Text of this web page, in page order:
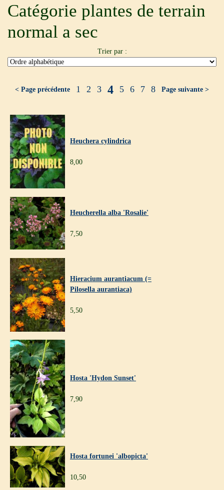
Catégorie plantes de terrain
normal a sec
Trier par :
< Page précédente 1 2 3 4 5 6 7 8 Page suivante >
Heuchera cylindrica
8,00
Heucherella alba 'Rosalie'
7,50
Hieracium aurantiacum (=
Pilosella aurantiaca)
5,50
Hosta 'Hydon Sunset'
7,90
Hosta fortunei 'albopicta'
10,50